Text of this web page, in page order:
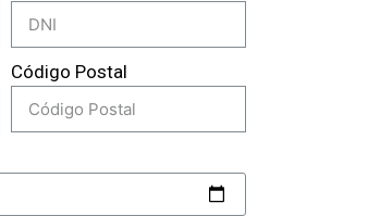
Código Postal